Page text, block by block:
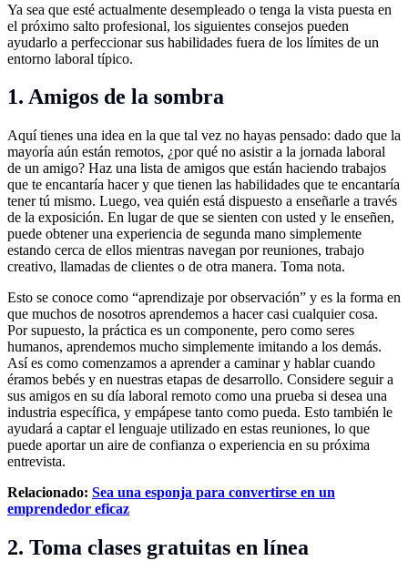
Ya sea que esté actualmente desempleado o tenga la vista puesta en
el próximo salto profesional, los siguientes consejos pueden
ayudarlo a perfeccionar sus habilidades fuera de los límites de un
entorno laboral típico.
1. Amigos de la sombra
Aquí tienes una idea en la que tal vez no hayas pensado: dado que la
mayoría aún están remotos, ¿por qué no asistir a la jornada laboral
de un amigo? Haz una lista de amigos que están haciendo trabajos
que te encantaría hacer y que tienen las habilidades que te encantaría
tener tú mismo. Luego, vea quién está dispuesto a enseñarle a través
de la exposición. En lugar de que se sienten con usted y le enseñen,
puede obtener una experiencia de segunda mano simplemente
estando cerca de ellos mientras navegan por reuniones, trabajo
creativo, llamadas de clientes o de otra manera. Toma nota.
Esto se conoce como “aprendizaje por observación” y es la forma en
que muchos de nosotros aprendemos a hacer casi cualquier cosa.
Por supuesto, la práctica es un componente, pero como seres
humanos, aprendemos mucho simplemente imitando a los demás.
Así es como comenzamos a aprender a caminar y hablar cuando
éramos bebés y en nuestras etapas de desarrollo. Considere seguir a
sus amigos en su día laboral remoto como una prueba si desea una
industria específica, y empápese tanto como pueda. Esto también le
ayudará a captar el lenguaje utilizado en estas reuniones, lo que
puede aportar un aire de confianza o experiencia en su próxima
entrevista.
Relacionado: Sea una esponja para convertirse en un
emprendedor eficaz
2. Toma clases gratuitas en línea